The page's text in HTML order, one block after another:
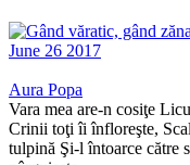
June 26 2017
Aura Popa
Vara mea are-n cosiţe
Crinii toţi îi înfloreşte,
tulpină Şi-l întoarce către